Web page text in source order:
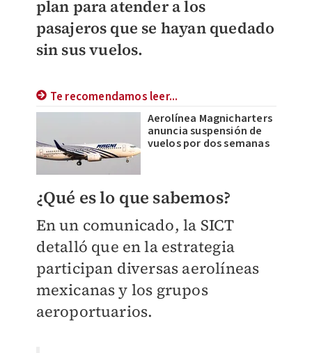
plan para atender a los
pasajeros que se hayan quedado
sin sus vuelos.
Te recomendamos leer...
Aerolínea Magnicharters
anuncia suspensión de
vuelos por dos semanas
¿Qué es lo que sabemos?
En un comunicado, la SICT
detalló que en la estrategia
participan diversas aerolíneas
mexicanas y los grupos
aeroportuarios.